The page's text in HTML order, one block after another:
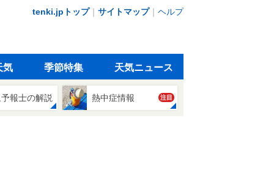
tenki.jpトップ｜ サイトマップ｜ ヘルプ
気 季節特集 天気ニュース
報士の解説 熱中症情報 注目